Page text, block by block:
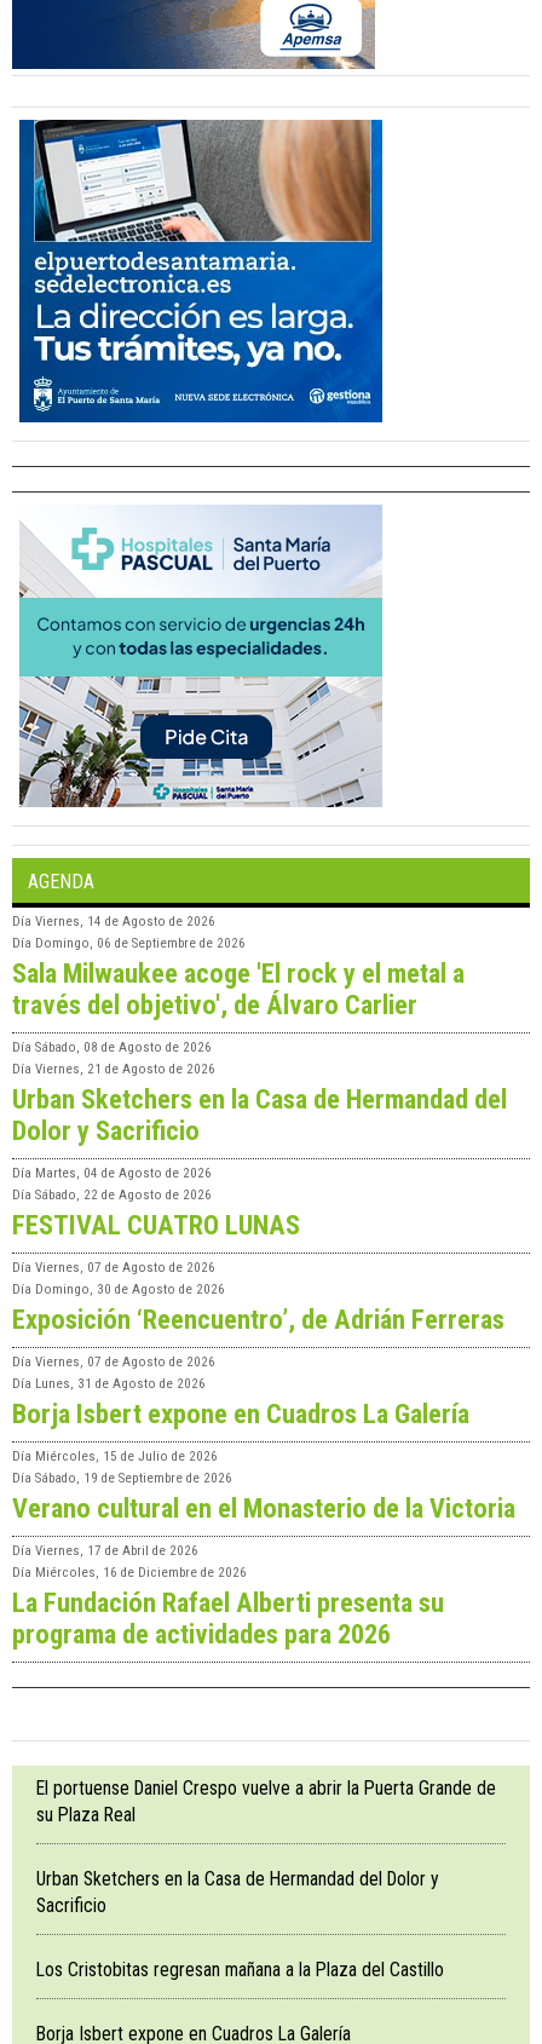
AGENDA
Día Viernes, 14 de Agosto de 2026
Día Domingo, 06 de Septiembre de 2026
Sala Milwaukee acoge 'El rock y el metal a
través del objetivo', de Álvaro Carlier
Día Sábado, 08 de Agosto de 2026
Día Viernes, 21 de Agosto de 2026
Urban Sketchers en la Casa de Hermandad del
Dolor y Sacrificio
Día Martes, 04 de Agosto de 2026
Día Sábado, 22 de Agosto de 2026
FESTIVAL CUATRO LUNAS
Día Viernes, 07 de Agosto de 2026
Día Domingo, 30 de Agosto de 2026
Exposición ‘Reencuentro’, de Adrián Ferreras
Día Viernes, 07 de Agosto de 2026
Día Lunes, 31 de Agosto de 2026
Borja Isbert expone en Cuadros La Galería
Día Miércoles, 15 de Julio de 2026
Día Sábado, 19 de Septiembre de 2026
Verano cultural en el Monasterio de la Victoria
Día Viernes, 17 de Abril de 2026
Día Miércoles, 16 de Diciembre de 2026
La Fundación Rafael Alberti presenta su
programa de actividades para 2026
El portuense Daniel Crespo vuelve a abrir la Puerta Grande de
su Plaza Real
Urban Sketchers en la Casa de Hermandad del Dolor y
Sacrificio
Los Cristobitas regresan mañana a la Plaza del Castillo
Borja Isbert expone en Cuadros La Galería